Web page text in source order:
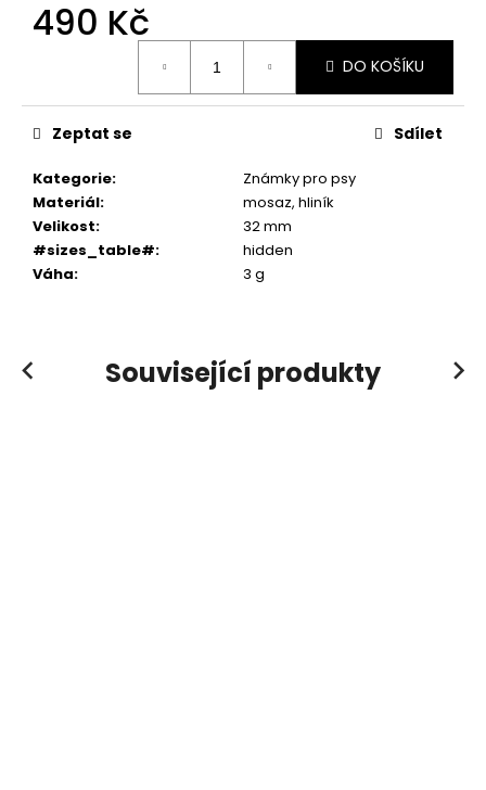
490 Kč
DO KOŠÍKU
Kategorie:
Známky pro psy
Materiál:
mosaz, hliník
Velikost:
32 mm
#sizes_table#:
hidden
Váha: 3 g
Zeptat se Sdílet
Související produkty
Previous Next